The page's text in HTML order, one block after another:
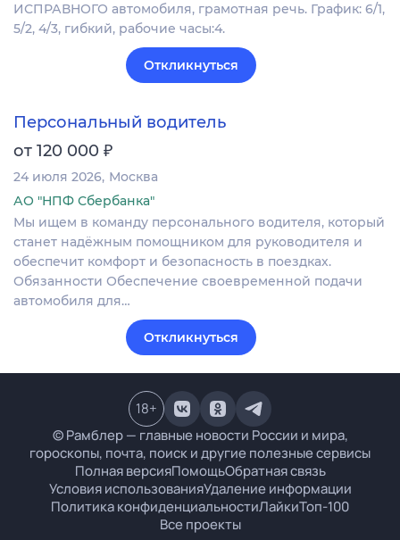
ИСПРАВНОГО автомобиля, грамотная речь. График: 6/1,
5/2, 4/3, гибкий, рабочие часы:4.
Откликнуться
Персональный водитель
от 120 000 ₽
24 июля 2026 Москва
АО "НПФ Сбербанка"
Мы ищем в команду персонального водителя, который
станет надёжным помощником для руководителя и
обеспечит комфорт и безопасность в поездках.
Обязанности Обеспечение своевременной подачи
автомобиля для…
Откликнуться
© Рамблер — главные новости России и мира,
гороскопы, почта, поиск и другие полезные сервисы
Полная версияПомощьОбратная связь
Условия использованияУдаление информации
Политика конфиденциальностиЛайкиТоп-100
Все проекты
18+